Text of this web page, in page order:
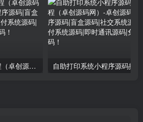
源支付系统搭建教程（卓创源码网）